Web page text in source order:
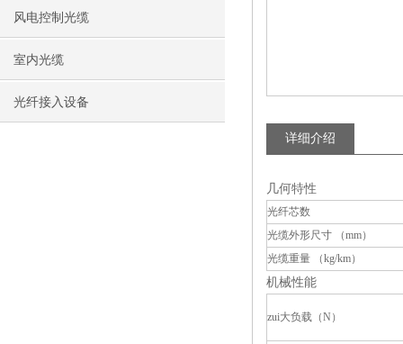
风电控制光缆
室内光缆
光纤接入设备
详细介绍
几何特性
光纤芯数
光缆外形尺寸 （mm）
光缆重量 （kg/km）
机械性能
zui大负载（N）